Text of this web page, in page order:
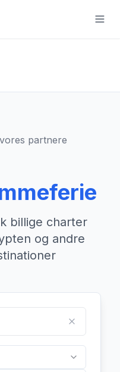
partnere
billige charter
og andre